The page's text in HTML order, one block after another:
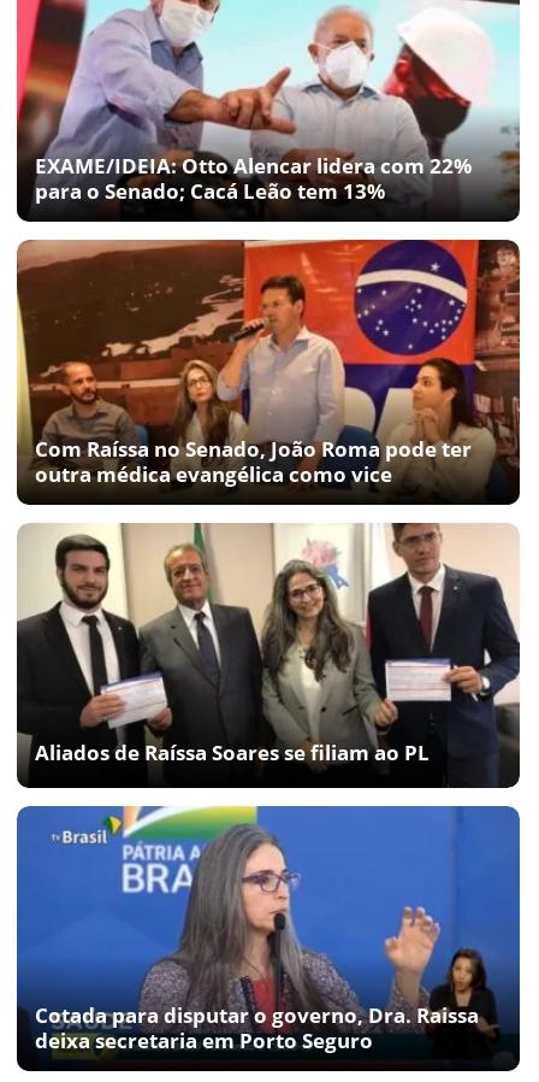
EXAME/IDEIA: Otto Alencar lidera com 22%
para o Senado; Cacá Leão tem 13%
Com Raíssa no Senado, João Roma pode ter
outra médica evangélica como vice
Aliados de Raíssa Soares se filiam ao PL
Cotada para disputar o governo, Dra. Raissa
deixa secretaria em Porto Seguro